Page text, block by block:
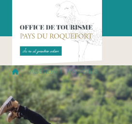
AGENDA MARCHÉS